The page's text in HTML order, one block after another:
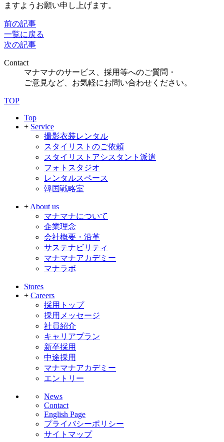
ますようお願い申し上げます。
前の記事
一覧に戻る
次の記事
Contact
マナマナのサービス、採用等へのご質問・
ご意見など、お気軽にお問い合わせください。
TOP
Top
+ Service
撮影衣装レンタル
スタイリストのご依頼
スタイリストアシスタント派遣
フォトスタジオ
レンタルスペース
韓国戦略室
+ About us
マナマナについて
企業理念
会社概要・沿革
サステナビリティ
マナマナアカデミー
マナラボ
Stores
+ Careers
採用トップ
採用メッセージ
社員紹介
キャリアプラン
新卒採用
中途採用
マナマナアカデミー
エントリー
News
Contact
English Page
プライバシーポリシー
サイトマップ